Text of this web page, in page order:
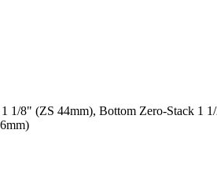
1/8" (ZS 44mm), Bottom Zero-Stack